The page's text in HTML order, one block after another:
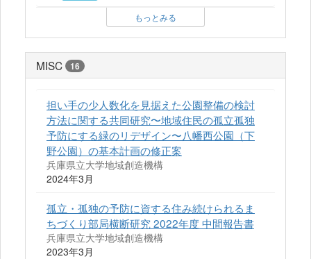
もっとみる
MISC 16
担い手の少人数化を見据えた公園整備の検討
方法に関する共同研究〜地域住民の孤立孤独
予防にする緑のリデザイン〜八幡西公園（下
野公園）の基本計画の修正案
兵庫県立大学地域創造機構
2024年3月
孤立・孤独の予防に資する住み続けられるま
ちづくり部局横断研究 2022年度 中間報告書
兵庫県立大学地域創造機構
2023年3月